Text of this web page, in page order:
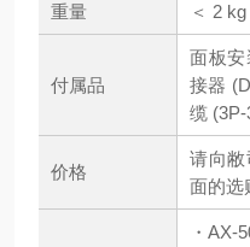
重量 ＜ 2 kg
付属品
面板
接器
缆 (3P-
价格
请向
面的选
・AX-